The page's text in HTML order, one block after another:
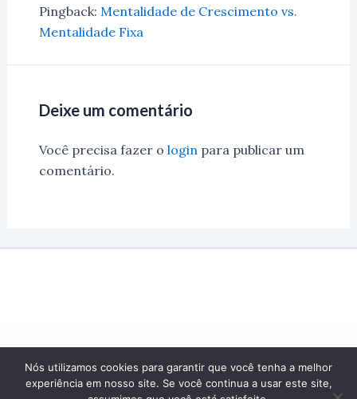
Pingback: Mentalidade de Crescimento vs.
Mentalidade Fixa
Deixe um comentário
Você precisa fazer o loginpara publicar um
comentário.
Nós utilizamos cookies para garantir que você tenha a melhor
experiência em nosso site. Se você continua a usar este site,